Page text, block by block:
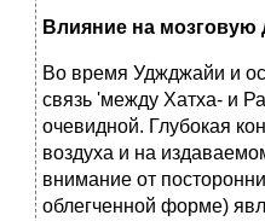
Влияние на мозговую
Во время Уджджайи и
связь 'между Хатха- и
очевидной. Глубокая
воздуха и на
внимание от
облегченной форме)